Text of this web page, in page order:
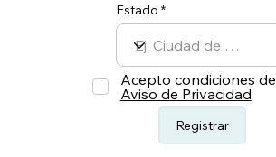
Registrar
Acepto condiciones de
Aviso de Privacidad
Estado